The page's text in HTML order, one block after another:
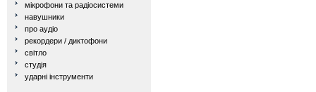
мікрофони та радіосистеми
навушники
про аудіо
рекордери / диктофони
світло
студія
ударні інструменти